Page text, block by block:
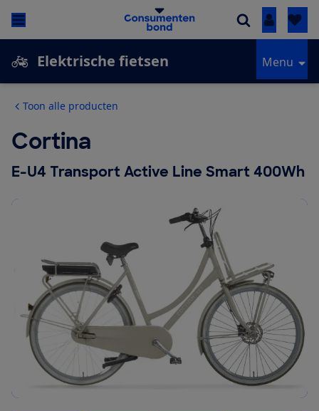
Inloggen
Elektrische fietsen Menu
Toon alle producten
Cortina
E-U4 Transport Active Line Smart 400Wh